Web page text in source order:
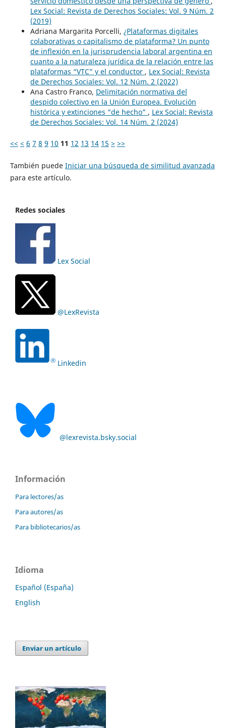
Lex Social: Revista de Derechos Sociales: Vol. 9 Núm. 2
(2019)
Adriana Margarita Porcelli, ¿Plataformas digitales
colaborativas o capitalismo de plataforma? Un punto
de inflexión en la jurisprudencia laboral argentina en
cuanto a la naturaleza jurídica de la relación entre las
plataformas “VTC” y el conductor , Lex Social: Revista
de Derechos Sociales: Vol. 12 Núm. 2 (2022)
Ana Castro Franco, Delimitación normativa del
despido colectivo en la Unión Europea. Evolución
histórica y extinciones “de hecho” , Lex Social: Revista
de Derechos Sociales: Vol. 14 Núm. 2 (2024)
<< < 6 7 8 9 10 11 12 13 14 15 > >>
También puede Iniciar una búsqueda de similitud avanzada
para este artículo.
Redes sociales
Lex Social
@LexRevista
Linkedin
@lexrevista.bsky.social
Información
Para lectores/as
Para autores/as
Para bibliotecarios/as
Idioma
Español (España)
English
Enviar un artículo